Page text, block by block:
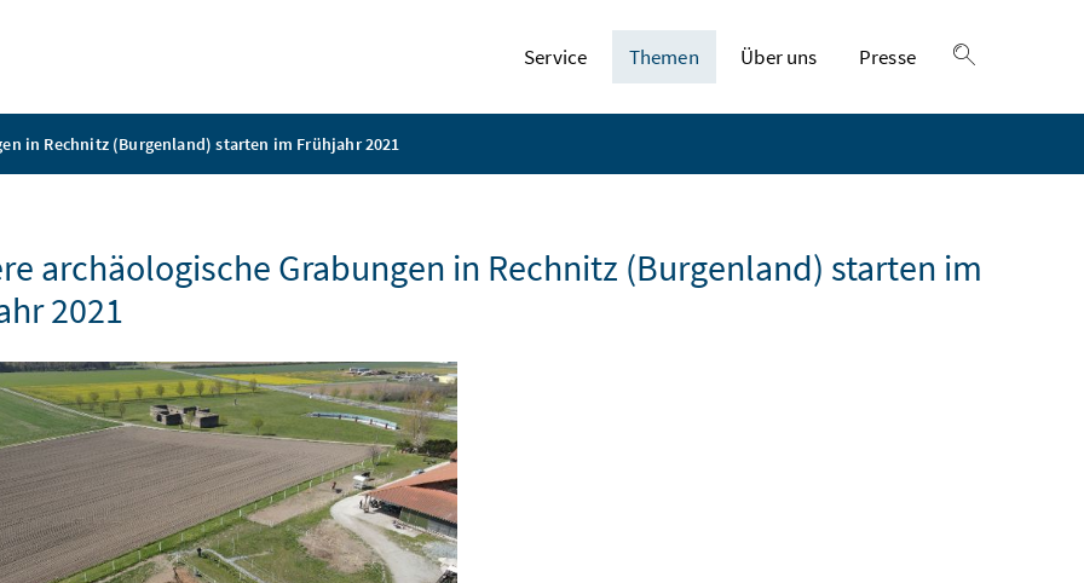
Service Themen Über uns
Presse
in Rechnitz (Burgenland) starten im Frühjahr 2021
archäologische Grabungen in Rechnitz (Burgenland) starten im
2021